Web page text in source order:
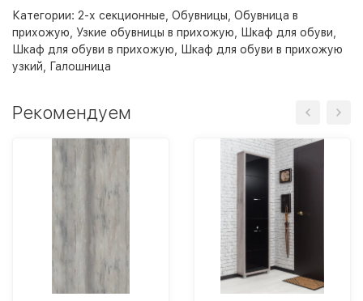
Категории: 2-х секционные Обувницы Обувница в
прихожую
Узкие обувницы в прихожую Шкаф для обуви
Шкаф для обуви в прихожую
Шкаф для обуви в прихожую
узкий
Галошница
Рекомендуем